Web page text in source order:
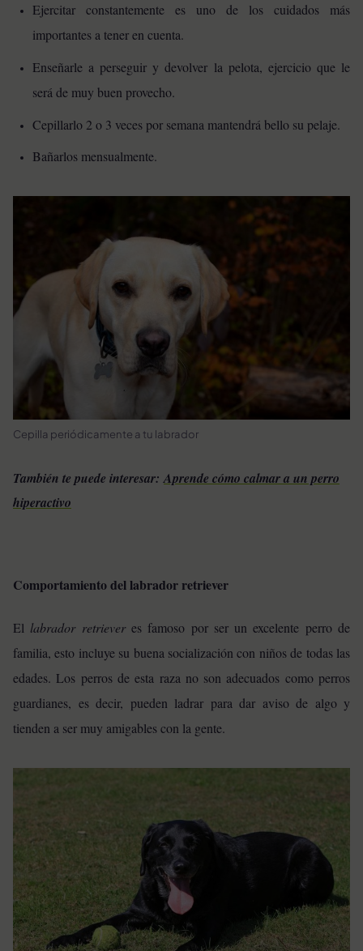
Ejercitar constantemente es uno de los cuidados más
importantes a tener en cuenta.
Enseñarle a perseguir y devolver la pelota, ejercicio que le
será de muy buen provecho.
Cepillarlo 2 o 3 veces por semana mantendrá bello su pelaje.
Bañarlos mensualmente.
Cepilla periódicamente a tu labrador
También te puede interesar:Aprende cómo calmar a un perro
hiperactivo
Comportamiento del labrador retriever
El labrador retrieveres famoso por ser un excelente perro de
familia, esto incluye su buena socialización con niños de todas las
edades. Los perros de esta raza no son adecuados como perros
guardianes, es decir, pueden ladrar para dar aviso de algo y
tienden a ser muy amigables con la gente.